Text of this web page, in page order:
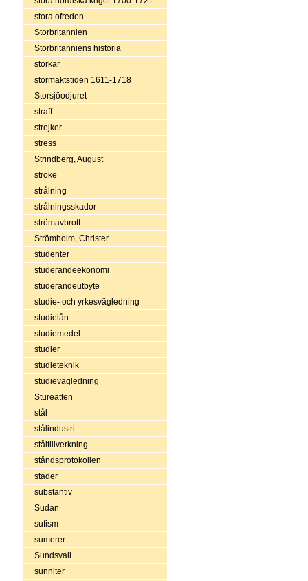
stora ofreden
Storbritannien
Storbritanniens historia
storkar
stormaktstiden 1611-1718
Storsjöodjuret
straff
strejker
stress
Strindberg, August
stroke
strålning
strålningsskador
strömavbrott
Strömholm, Christer
studenter
studerandeekonomi
studerandeutbyte
studie- och yrkesvägledning
studielån
studiemedel
studier
studieteknik
studievägledning
Stureätten
stål
stålindustri
ståltillverkning
ståndsprotokollen
städer
substantiv
Sudan
sufism
sumerer
Sundsvall
sunniter